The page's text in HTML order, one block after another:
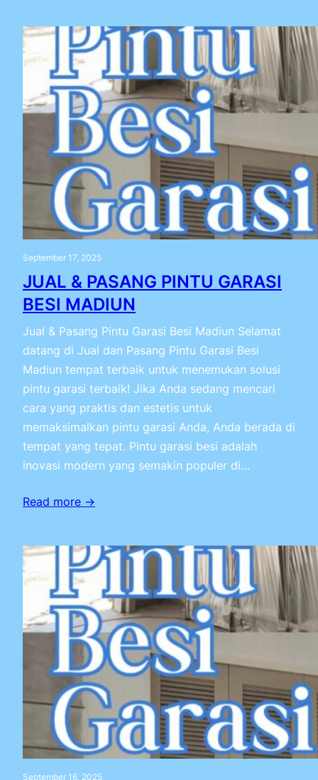
September 17, 2025
JUAL & PASANG PINTU GARASI
BESI MADIUN
Jual & Pasang Pintu Garasi Besi Madiun Selamat
datang di Jual dan Pasang Pintu Garasi Besi
Madiun tempat terbaik untuk menemukan solusi
pintu garasi terbaik! Jika Anda sedang mencari
cara yang praktis dan estetis untuk
memaksimalkan pintu garasi Anda, Anda berada di
tempat yang tepat. Pintu garasi besi adalah
inovasi modern yang semakin populer di…
Read more →
September 16, 2025